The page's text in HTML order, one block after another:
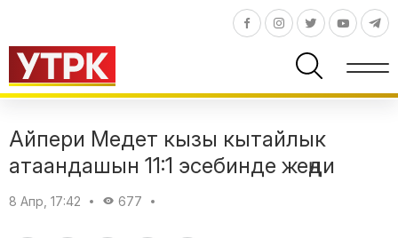
Айпери Медет кызы кытайлык
атаандашын 11:1 эсебинде жеңди
8 Апр, 17:42 677